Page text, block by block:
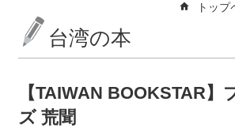
台
セ
トップ
台湾の本
【TAIWAN BOOKSTAR】
ズ 荒聞